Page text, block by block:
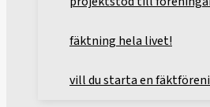
fäktning hela livet!
vill du starta en